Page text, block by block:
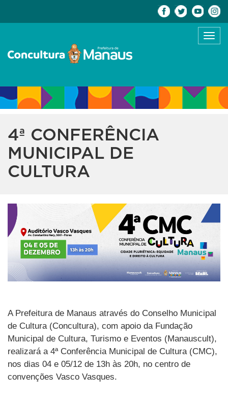
4ª CONFERÊNCIA
MUNICIPAL DE
CULTURA
A Prefeitura de Manaus através do Conselho Municipal
de Cultura (Concultura), com apoio da Fundação
Municipal de Cultura, Turismo e Eventos (Manauscult),
realizará a 4ª Conferência Municipal de Cultura (CMC),
nos dias 04 e 05/12 de 13h às 20h, no centro de
convenções Vasco Vasques.